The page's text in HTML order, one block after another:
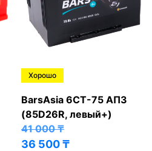
Хорошо
BarsAsia 6СТ-75 АПЗ
(85D26R, левый+)
41 000₸
36 500₸